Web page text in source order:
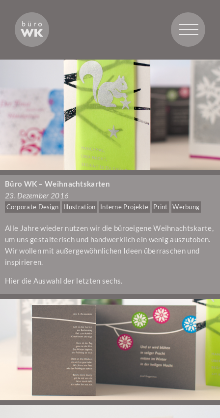
Toggle
Büro WK – Weihnachtskarten
23. Dezember 2016
Corporate Design Illustration Interne Projekte Print Werbung
Alle Jahre wieder nutzen wir die büroeigene Weihnachtskarte,
um uns gestalterisch und handwerklich ein wenig auszutoben.
Wir wollen mit außergewöhnlichen Ideen überraschen und
inspirieren.
Hier die Auswahl der letzten sechs.